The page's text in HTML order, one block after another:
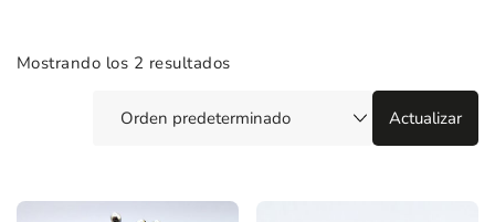
Mostrando los 2 resultados